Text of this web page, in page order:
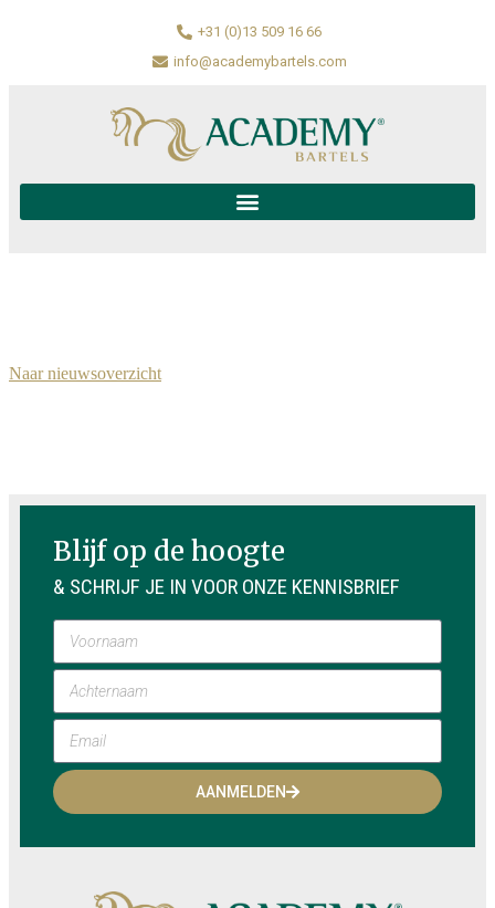
+31 (0)13 509 16 66
info@academybartels.com
Naar nieuwsoverzicht
Blijf op de hoogte
& SCHRIJF JE IN VOOR ONZE KENNISBRIEF
AANMELDEN